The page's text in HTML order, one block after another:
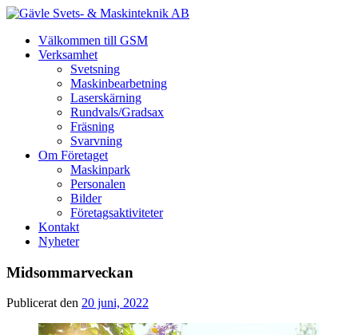
Välkommen till GSM
Verksamhet
Svetsning
Maskinbearbetning
Laserskärning
Rundvals/Gradsax
Fräsning
Svarvning
Om Företaget
Maskinpark
Personalen
Bilder
Företagsaktiviteter
Kontakt
Nyheter
Midsommarveckan
Publicerat den 20 juni, 2022